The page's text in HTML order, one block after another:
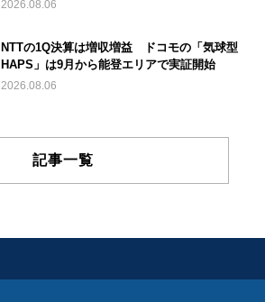
2026.08.06
NTTの1Q決算は増収増益 ドコモの「気球型
HAPS」は9月から能登エリアで実証開始
2026.08.06
記事一覧